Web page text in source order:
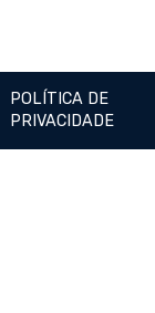
POLÍTICA DE
PRIVACIDADE